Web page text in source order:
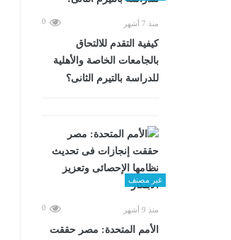
منذ 7 أشهر 0
كيفية التقدم للالتحاق
بالجامعات الخاصة والأهلية
للدراسة بالتيرم الثانى؟
غير مصنف
منذ 9 أشهر 0
الأمم المتحدة: مصر حققت